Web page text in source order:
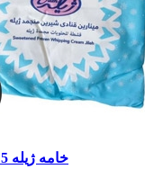
خامه ژیله 5 کیلویی کاله